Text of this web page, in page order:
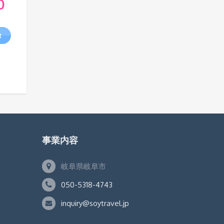
事業内容
岐阜県岐阜市
050-5318-4743
inquiry@soytravel.jp